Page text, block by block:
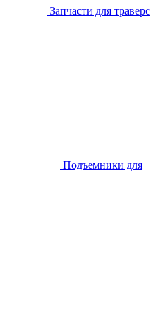
Запчасти для траверс
Подъемники для